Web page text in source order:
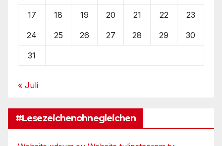
17 18 19 20 21 22 23
24 25 26 27 28 29 30
31
« Juli
#Lesezeichenohnegleichen